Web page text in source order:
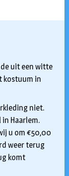
uit een witte
kostuum in
niet.
Haarlem.
u om €50,00
weer terug
komt